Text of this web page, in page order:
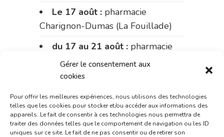
Gérer le consentement aux
cookies
Pour offrir les meilleures expériences, nous utilisons des technologies
telles que les cookies pour stocker et/ou accéder aux informations des
appareils. Le fait de consentir à ces technologies nous permettra de
traiter des données telles que le comportement de navigation ou les ID
uniques sur ce site. Le fait de ne pas consentir ou de retirer son
Le 17 août : pharmacie
Charignon-Dumas (La Fouillade)
du 17 au 21 août : pharmacie
Palobart (Laguépie)
du 21 au 28 août :
Dupont (place de la République)
du 28 au 31 août :pharmacie
Bonnemaire (rue Saint-Jacques)